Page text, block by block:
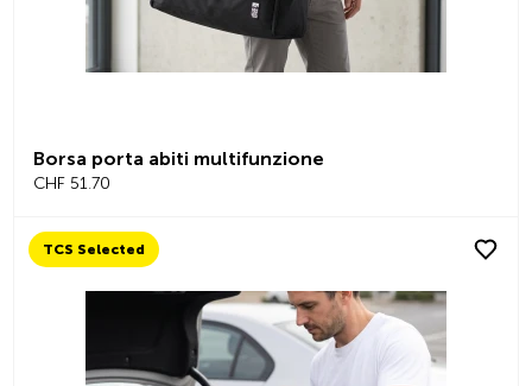
Borsa porta abiti multifunzione
CHF 51.70
TCS Selected